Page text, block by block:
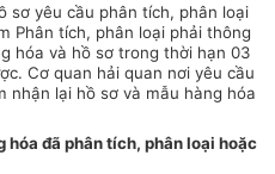
sơ yêu cầu phân tích, phân loại
Phân tích, phân loại phải thông
hóa và hồ sơ trong thời hạn 03
Cơ quan hải quan nơi yêu cầu
nhận lại hồ sơ và mẫu hàng hóa
hóa đã phân tích, phân loại hoặc